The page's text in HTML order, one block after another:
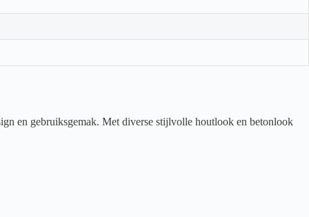
en gebruiksgemak. Met diverse stijlvolle houtlook en betonlook